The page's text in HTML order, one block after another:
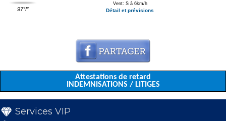
97°F
Vent: S à 6km/h
Détail et prévisions
Attestations de retard
INDEMNISATIONS / LITIGES
Services VIP